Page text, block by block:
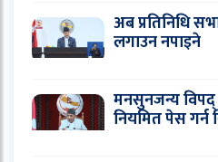
अब प्रतिनिधि
लगाउन नपाइने
मनसुनजन्य विपद्
नियमित पेस गर्न